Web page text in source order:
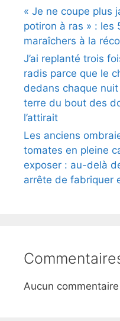
« Je ne coupe plus
potiron à ras » : les
maraîchers à la
J’ai replanté trois
radis parce que le
dedans chaque nuit
terre du bout des
l’attirait
Les anciens
tomates en pleine
exposer : au-delà
arrête de fabriquer
Aucun